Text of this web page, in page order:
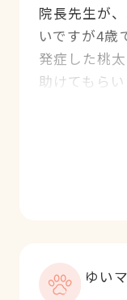
院長先生が
いですが4歳
発症した桃
助けてもら
も無く もう
す。もうだ
ていただき
き、家族の
ゆい